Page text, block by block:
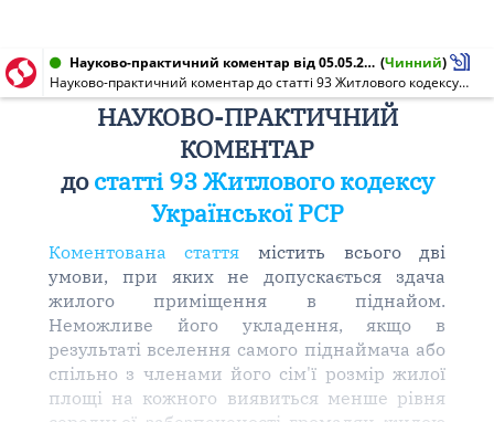
Науково-практичний коментар від 05.05.2009 (Чинний)
Науково-практичний коментар до статті 93 Житлового кодексу Української РСР
НАУКОВО-ПРАКТИЧНИЙ
КОМЕНТАР
достатті 93 Житлового кодексу
Української РСР
Коментована стаття містить всього дві
умови, при яких не допускається здача
жилого приміщення в піднайом.
Неможливе його укладення, якщо в
результаті вселення самого піднаймача або
спільно з членами його сім'ї розмір жилої
площі на кожного виявиться менше рівня